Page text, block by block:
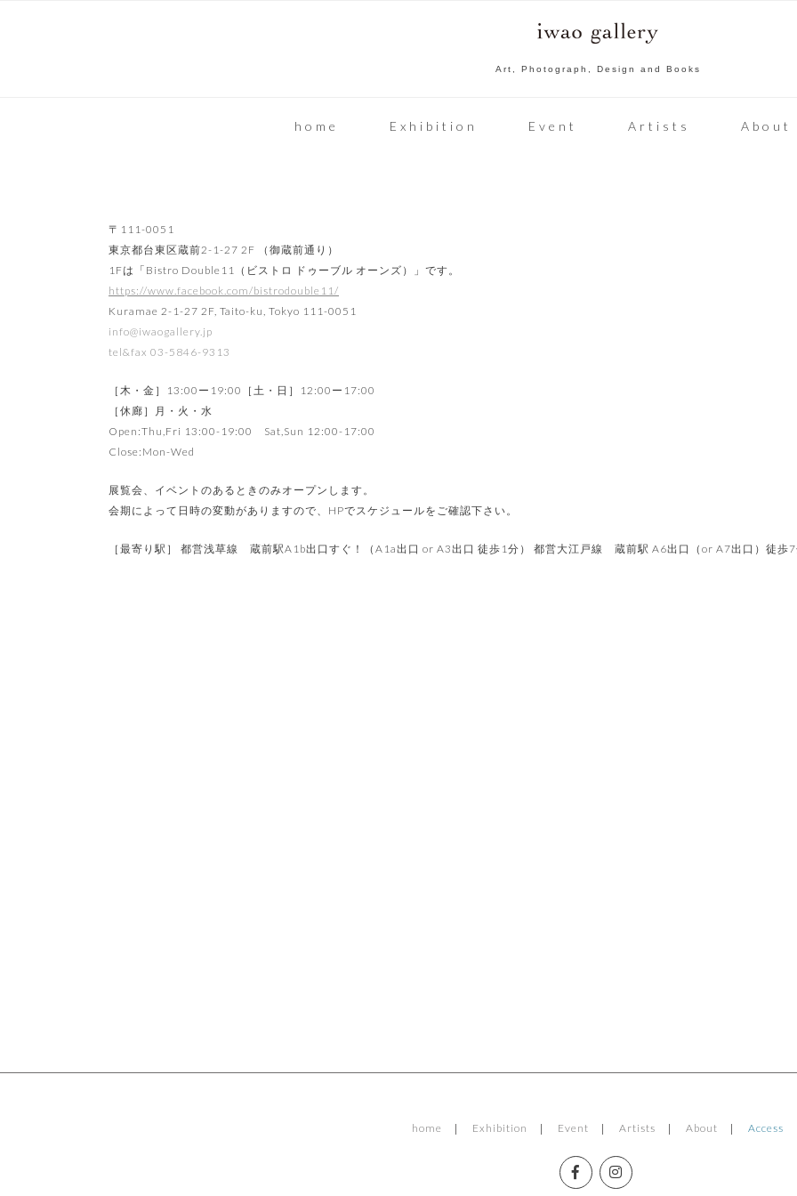
Art, Photograph, Design and Books
home Exhibition Event Artists About
〒111-0051
東京都台東区蔵前2-1-27 2F （御蔵前通り）
1Fは「Bistro Double11（ビストロ ドゥーブル オーンズ）」です。
https://www.facebook.com/bistrodouble11/
Kuramae 2-1-27 2F, Taito-ku, Tokyo 111-0051
info@iwaogallery.jp
tel&fax 03-5846-9313
［木・金］13:00ー19:00［土・日］12:00ー17:00
［休廊］月・火・水
Open:Thu,Fri 13:00-19:00 Sat,Sun 12:00-17:00
Close:Mon-Wed
展覧会、イベントのあるときのみオープンします。
会期によって日時の変動がありますので、HPでスケジュールをご確認下さい。
［最寄り駅］ 都営浅草線 蔵前駅A1b出口すぐ！（A1a出口 or A3出口 徒歩1分） 都営大江戸線 蔵前駅 A6出口（or A7出口）徒歩
home Exhibition Event Artists About Access